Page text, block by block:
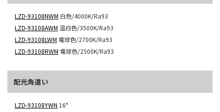
LZD-93108NWM 白色/4000K/Ra93
LZD-93108AWM 温白色/3500K/Ra93
LZD-93108LWM 電球色/2700K/Ra93
LZD-93108RWM 電球色/2500K/Ra93
配光角違い
LZD-93108YWN 16°